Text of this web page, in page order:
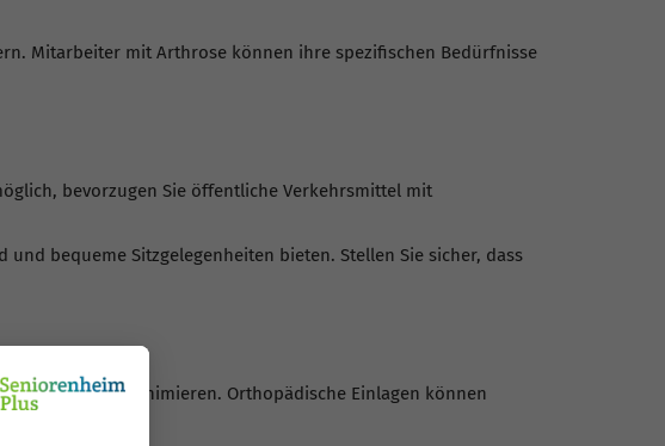
Mitarbeiter mit Arthrose können ihre spezifischen Bedürfnisse
bevorzugen Sie öffentliche Verkehrsmittel mit
bequeme Sitzgelegenheiten bieten. Stellen Sie sicher, dass
Gelenke zu minimieren. Orthopädische Einlagen können